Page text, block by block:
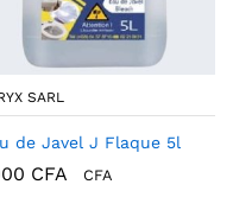
SARL
de Javel J Flaque 5l
CFA CFA